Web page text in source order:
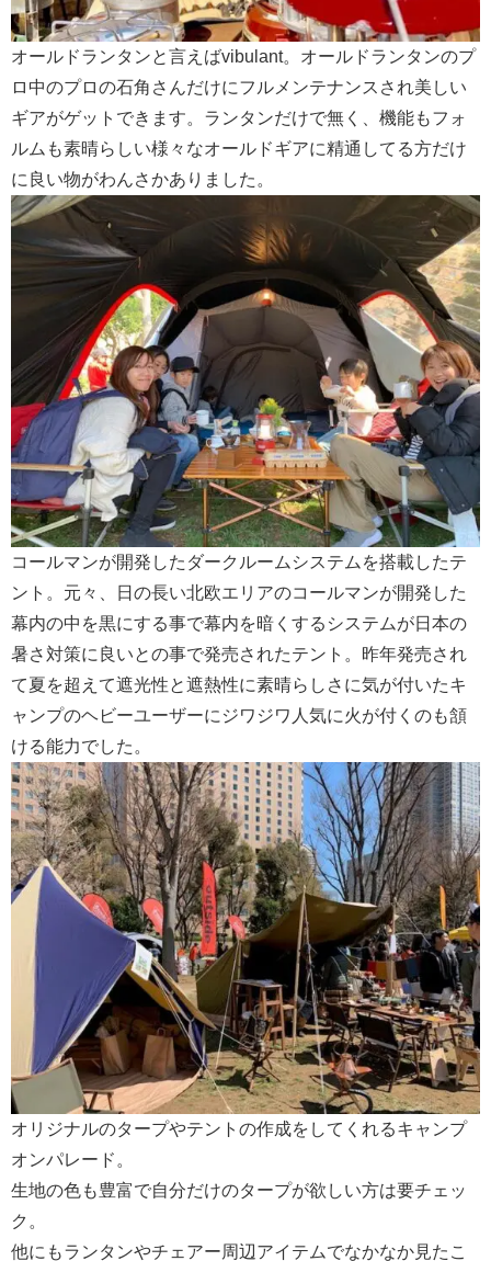
オールドランタンと言えばvibulant。オールドランタンのプ
ロ中のプロの石角さんだけにフルメンテナンスされ美しい
ギアがゲットできます。ランタンだけで無く、機能もフォ
ルムも素晴らしい様々なオールドギアに精通してる方だけ
に良い物がわんさかありました。
コールマンが開発したダークルームシステムを搭載したテ
ント。元々、日の長い北欧エリアのコールマンが開発した
幕内の中を黒にする事で幕内を暗くするシステムが日本の
暑さ対策に良いとの事で発売されたテント。昨年発売され
て夏を超えて遮光性と遮熱性に素晴らしさに気が付いたキ
ャンプのヘビーユーザーにジワジワ人気に火が付くのも頷
ける能力でした。
オリジナルのタープやテントの作成をしてくれるキャンプ
オンパレード。
生地の色も豊富で自分だけのタープが欲しい方は要チェッ
ク。
他にもランタンやチェアー周辺アイテムでなかなか見たこ